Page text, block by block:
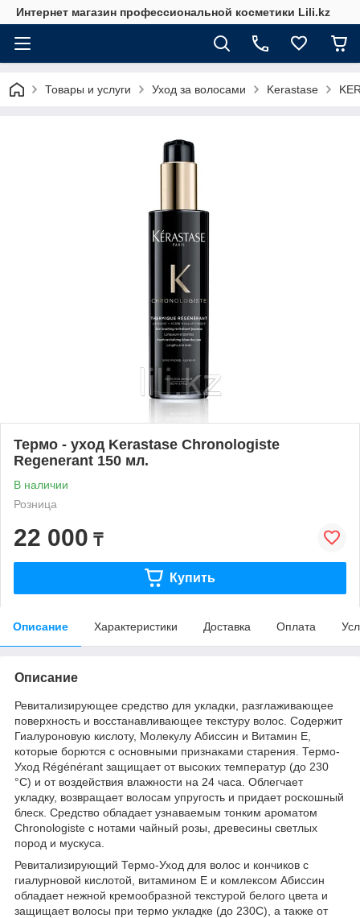
Интернет магазин профессиональной косметики Lili.kz
Товары и услуги Уход за волосами Kerastase
Термо - уход Kerastase Chronologiste
Regenerant 150 мл.
В наличии
Розница
22 000 ₸
Купить
Описание Характеристики Доставка Оплата
Описание
Ревитализирующее средство для укладки, разглаживающее
поверхность и восстанавливающее текстуру волос. Содержит
Гиалуроновую кислоту, Молекулу Абиссин и Витамин Е,
которые борются с основными признаками старения. Термо-
Уход Régénérant защищает от высоких температур (до 230
°С) и от воздействия влажности на 24 часа. Облегчает
укладку, возвращает волосам упругость и придает роскошный
блеск. Средство обладает узнаваемым тонким ароматом
Chronologiste с нотами чайный розы, древесины светлых
пород и мускуса.
Ревитализирующий Термо-Уход для волос и кончиков с
гиалурновой кислотой, витамином Е и комлексом Абиссин
обладает нежной кремообразной текстурой белого цвета и
защищает волосы при термо укладке (до 230С), а также от